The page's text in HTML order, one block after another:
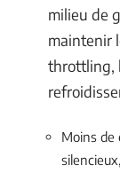
milieu de
maintenir
throttling,
Moins de